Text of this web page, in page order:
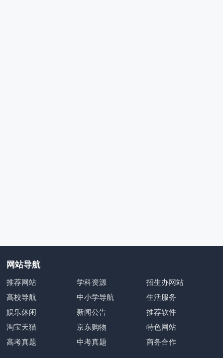
网站导航
推荐网站 学科资源
招生办网站
高校导航
中小学导航
生活服务
娱乐休闲
新闻公告
推荐软件
淘宝天猫
京东购物
特色网站
高考真题
中考真题 商务合作